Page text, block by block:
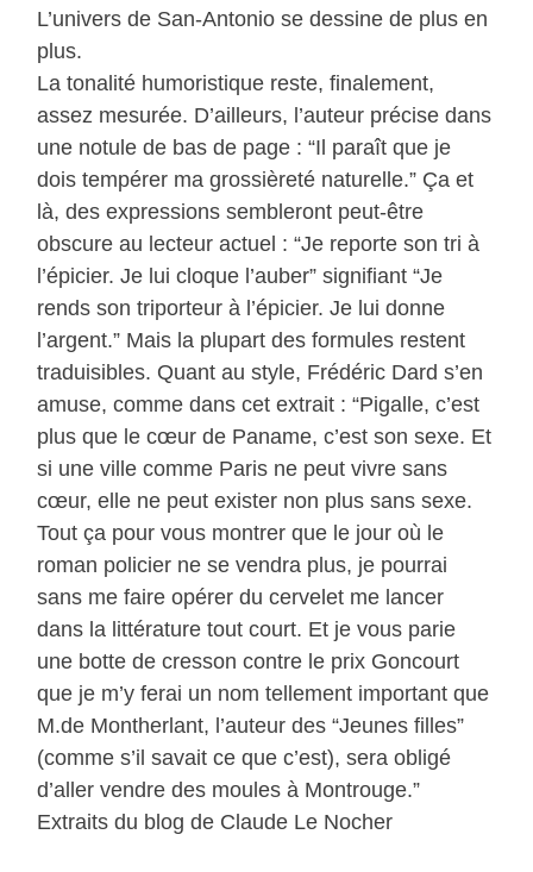
L’univers de San-Antonio se dessine de plus en
plus.
La tonalité humoristique reste, finalement,
assez mesurée. D’ailleurs, l’auteur précise dans
une notule de bas de page : “Il paraît que je
dois tempérer ma grossièreté naturelle.” Ça et
là, des expressions sembleront peut-être
obscure au lecteur actuel : “Je reporte son tri à
l’épicier. Je lui cloque l’auber” signifiant “Je
rends son triporteur à l’épicier. Je lui donne
l’argent.” Mais la plupart des formules restent
traduisibles. Quant au style, Frédéric Dard s’en
amuse, comme dans cet extrait : “Pigalle, c’est
plus que le cœur de Paname, c’est son sexe. Et
si une ville comme Paris ne peut vivre sans
cœur, elle ne peut exister non plus sans sexe.
Tout ça pour vous montrer que le jour où le
roman policier ne se vendra plus, je pourrai
sans me faire opérer du cervelet me lancer
dans la littérature tout court. Et je vous parie
une botte de cresson contre le prix Goncourt
que je m’y ferai un nom tellement important que
M.de Montherlant, l’auteur des “Jeunes filles”
(comme s’il savait ce que c’est), sera obligé
d’aller vendre des moules à Montrouge.”
Extraits du blog de Claude Le Nocher